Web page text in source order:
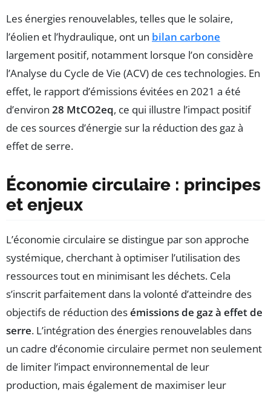
Les énergies renouvelables, telles que le solaire,
l’éolien et l’hydraulique, ont un bilan carbone
largement positif, notamment lorsque l’on considère
l’Analyse du Cycle de Vie (ACV) de ces technologies. En
effet, le rapport d’émissions évitées en 2021 a été
d’environ 28 MtCO2eq, ce qui illustre l’impact positif
de ces sources d’énergie sur la réduction des gaz à
effet de serre.
Économie circulaire : principes
et enjeux
L’économie circulaire se distingue par son approche
systémique, cherchant à optimiser l’utilisation des
ressources tout en minimisant les déchets. Cela
s’inscrit parfaitement dans la volonté d’atteindre des
objectifs de réduction desémissions de gaz à effet de
serre. L’intégration des énergies renouvelables dans
un cadre d’économie circulaire permet non seulement
de limiter l’impact environnemental de leur
production, mais également de maximiser leur